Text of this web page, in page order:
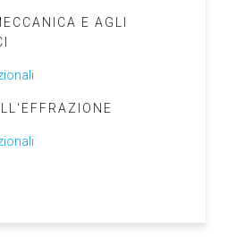
E AGLI